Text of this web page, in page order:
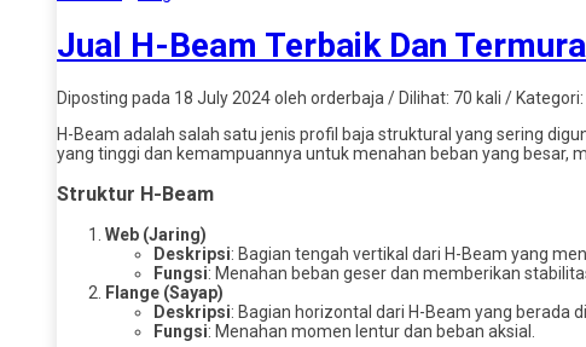
Jual H-Beam Terbaik Dan
Diposting pada 18 July 2024 oleh orderbaja / Dilihat: 70 kali / Kategori:
H-Beam adalah salah satu jenis profil baja struktural yang sering
yang tinggi dan kemampuannya untuk menahan beban yang besar,
Struktur H-Beam
Web (Jaring)
Deskripsi: Bagian tengah vertikal dari H-Beam yang
Fungsi: Menahan beban geser dan memberikan
Flange (Sayap)
Deskripsi: Bagian horizontal dari H-Beam yang berada
Fungsi: Menahan momen lentur dan beban aksial.